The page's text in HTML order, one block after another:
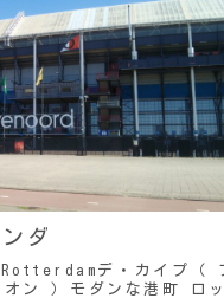
ダ
デ・カイプ（
オン ）モダンな港町 ロッ